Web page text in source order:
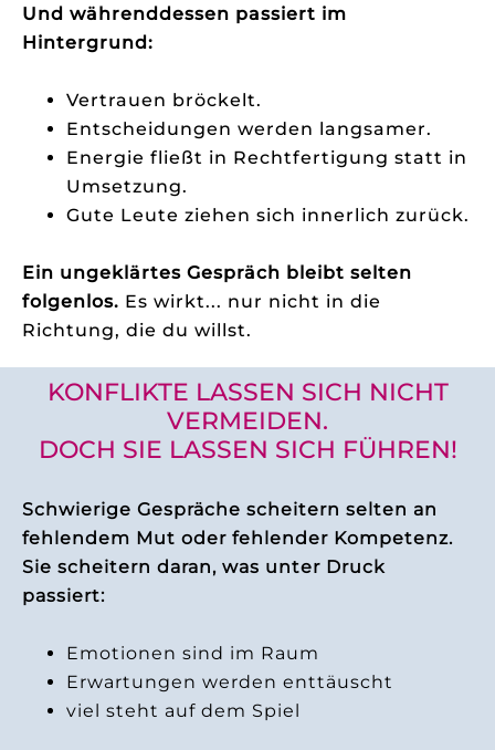
Und währenddessen passiert im
Hintergrund:
Vertrauen bröckelt.
Entscheidungen werden langsamer.
Energie fließt in Rechtfertigung statt in
Umsetzung.
Gute Leute ziehen sich innerlich zurück.
Ein ungeklärtes Gespräch bleibt selten
folgenlos. Es wirkt... nur nicht in die
Richtung, die du willst.
KONFLIKTE LASSEN SICH NICHT
VERMEIDEN.
DOCH SIE LASSEN SICH FÜHREN!
Schwierige Gespräche scheitern selten an
fehlendem Mut oder fehlender Kompetenz.
Sie scheitern daran, was unter Druck
passiert:
Emotionen sind im Raum
Erwartungen werden enttäuscht
viel steht auf dem Spiel